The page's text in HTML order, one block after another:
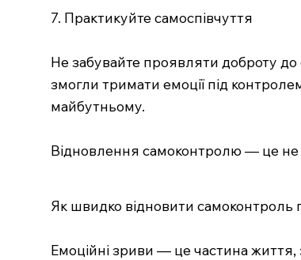
7. Практикуйте самоспівчуття
Не забувайте проявляти доброту
змогли тримати емоції під
майбутньому.
Відновлення самоконтролю — це не
Як швидко відновити самоконтроль
Емоційні зриви — це частина